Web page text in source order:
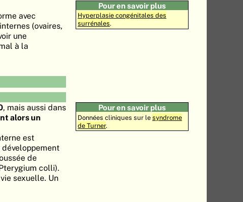
Pour en savoir plus
Hyperplasie congénitales des
surrénales.
avec
(ovaires,
une
à la
, mais aussi dans
alors un
est
de
colli).
sexuelle. Un
Pour en savoir plus
Données cliniques sur lesyndrome
de Turner.